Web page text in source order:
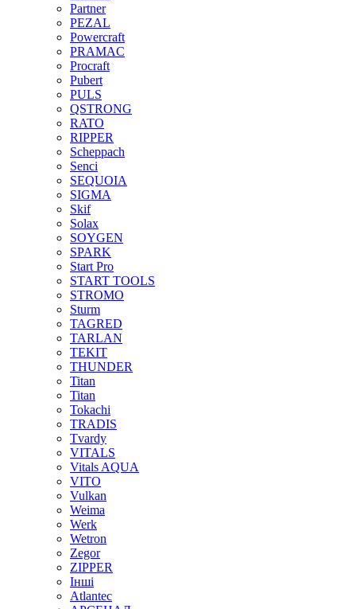
Partner
PEZAL
Powercraft
PRAMAC
Procraft
Pubert
PULS
QSTRONG
RATO
RIPPER
Scheppach
Senci
SEQUOIA
SIGMA
Skif
Solax
SOYGEN
SPARK
Start Pro
START TOOLS
STROMO
Sturm
TAGRED
TARLAN
TEKIT
THUNDER
Titan
Titan
Tokachi
TRADIS
Tvardy
VITALS
Vitals AQUA
VITO
Vulkan
Weima
Werk
Wetron
Zegor
ZIPPER
Інші
Аtlantec